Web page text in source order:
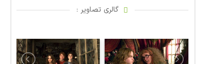
گالری تصاویر :